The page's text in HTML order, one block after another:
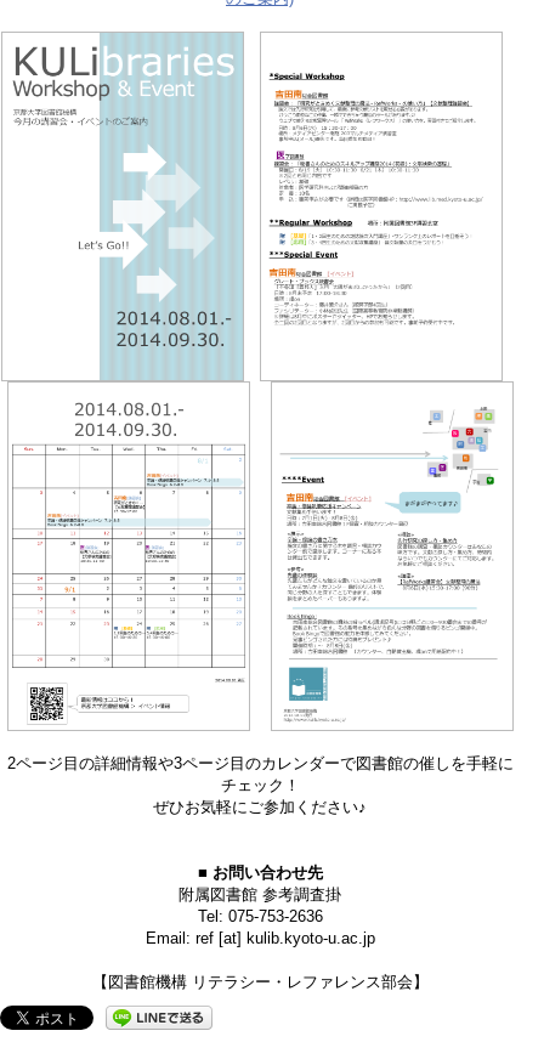
2ページ目の詳細情報や3ページ目のカレンダーで図書館の催しを手軽に
チェック！
ぜひお気軽にご参加ください♪
■ お問い合わせ先
附属図書館 参考調査掛
Tel: 075-753-2636
Email: ref [at] kulib.kyoto-u.ac.jp
【図書館機構 リテラシー・レファレンス部会】